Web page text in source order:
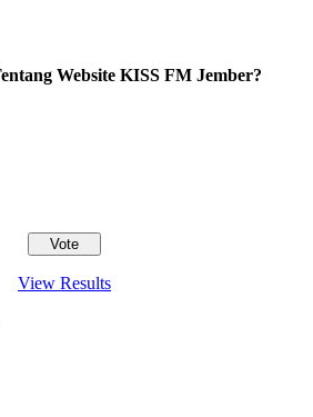
Website KISS FM Jember?
View Results